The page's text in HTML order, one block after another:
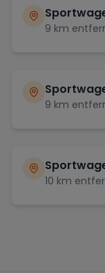
9 km
9 km
10 km